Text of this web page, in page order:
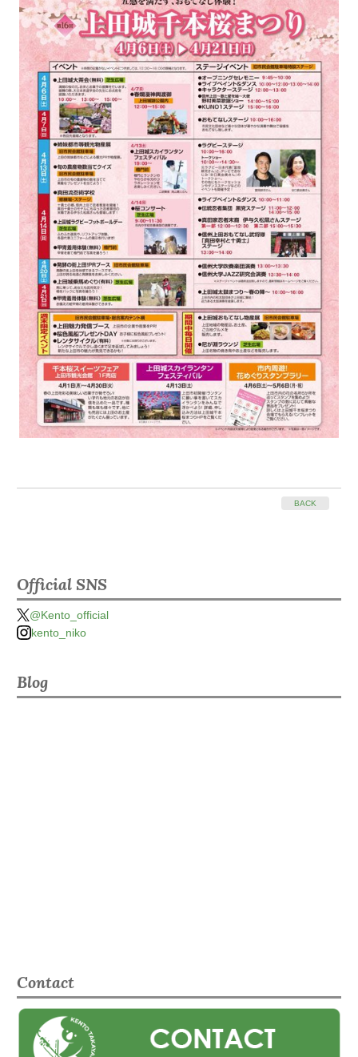
BACK
Official SNS
@Kento_official
kento_niko
Blog
Contact